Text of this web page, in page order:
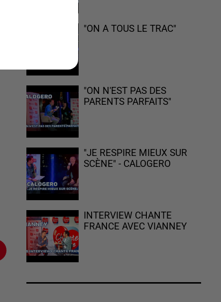
"ON A TOUS LE TRAC"
"ON N'EST PAS DES
PARENTS PARFAITS"
"JE RESPIRE MIEUX SUR
SCÈNE" - CALOGERO
INTERVIEW CHANTE
FRANCE AVEC VIANNEY